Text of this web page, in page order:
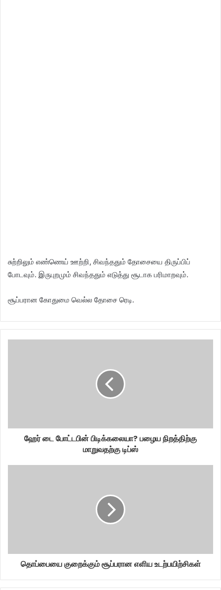
சுற்றிலும் எண்ணெய் ஊற்றி, சிவந்ததும் தோசையை திருப்பிப்
போடவும். இருபுறமும் சிவந்ததும் எடுத்து சூடாக பரிமாறவும்.
சூப்பரான கோதுமை வெல்ல தோசை ரெடி.
ஹேர் டை போட்டபின் பிடிக்கலையா? பழைய நிறத்திற்கு
மாறுவதற்கு டிப்ஸ்
தொப்பையை குறைக்கும் சூப்பரான எளிய உடற்பயிற்சிகள்